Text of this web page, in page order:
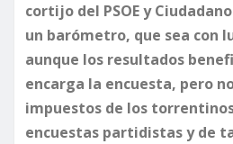
cortijo del PSOE y
un barómetro, que sea con
aunque los resultados
encarga la encuesta, pero
impuestos de los
encuestas partidistas y de